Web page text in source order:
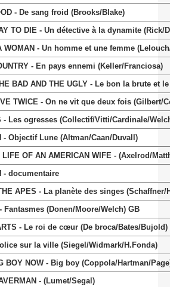
- De sang froid (Brooks/Blake)
TO DIE - Un détective à la dynamite (Rick/
WOMAN - Un homme et une femme
- En pays ennemi (Keller/Franciosa)
BAD AND THE UGLY - Le bon la brute
TWICE - On ne vit que deux fois
- Les ogresses (Collectif/Vitti/Cardinale/
- Objectif Lune (Altman/Caan/Duvall)
LIFE OF AN AMERICAN WIFE - (Axelrod/
- documentaire
APES - La planète des singes
Fantasmes (Donen/Moore/Welch) GB
- Le roi de cœur (De broca/Bates/Bujold)
sur la ville (Siegel/Widmark/H.Fonda)
BOY NOW - Big boy (Coppola/Hartman/
- (Lumet/Segal)